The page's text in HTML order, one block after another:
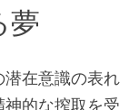
夢
在意識の表れ
的な搾取を受